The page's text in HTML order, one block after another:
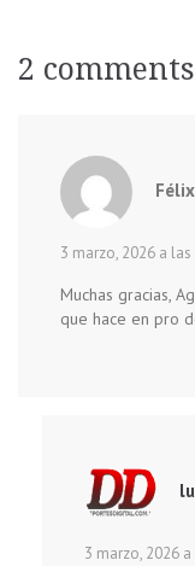
2 comments
3 marzo, 2026 a las
Muchas gracias,
que hace en pro
3 marzo, 2026